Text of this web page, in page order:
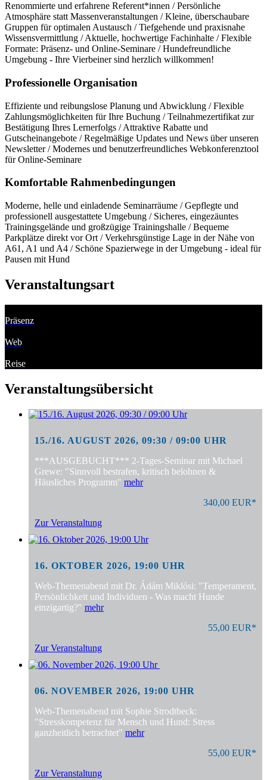
Renommierte und erfahrene Referent*innen / Persönliche
Atmosphäre statt Massenveranstaltungen / Kleine, überschaubare
Gruppen für optimalen Austausch / Tiefgehende und praxisnahe
Wissensvermittlung / Aktuelle, hochwertige Fachinhalte / Flexible
Formate: Präsenz- und Online-Seminare / Hundefreundliche
Umgebung - Ihre Vierbeiner sind herzlich willkommen!
Professionelle Organisation
Effiziente und reibungslose Planung und Abwicklung / Flexible
Zahlungsmöglichkeiten für Ihre Buchung / Teilnahmezertifikat zur
Bestätigung Ihres Lernerfolgs / Attraktive Rabatte und
Gutscheinangebote / Regelmäßige Updates und News über unseren
Newsletter / Modernes und benutzerfreundliches Webkonferenztool
für Online-Seminare
Komfortable Rahmenbedingungen
Moderne, helle und einladende Seminarräume / Gepflegte und
professionell ausgestattete Umgebung / Sicheres, eingezäuntes
Trainingsgelände und großzügige Trainingshalle / Bequeme
Parkplätze direkt vor Ort / Verkehrsgünstige Lage in der Nähe von
A61, A1 und A4 / Schöne Spazierwege in der Umgebung - ideal für
Pausen mit Hund
Veranstaltungsart
Präsenz
Web
Reise
Veranstaltungsübersicht
15./16. AUGUST 2026, 09:30 / 09:00 UHR
***AUSGEBUCHT*** 2-Tages-Seminar mit Michael
Grewe: "Sinnvoll bestrafen, kritisch belohnen &
Häusliches Programm" mehr
340,00 EUR*
Zur Veranstaltung
16. OKTOBER 2026, 19:00 UHR
Web-Themenabend mit Dr. Ádám Miklósi: "Temperament,
Persönlichkeit und Individuen - Was macht Hunde
einzigartig?" mehr
55,00 EUR*
Zur Veranstaltung
06. NOVEMBER 2026, 19:00 UHR
Web-Themenabend mit Sophie Strodtbeck:
"Stresskompetenz für Mensch und Hund: Stress
ganzheitlich betrachtet" mehr
55,00 EUR*
Zur Veranstaltung